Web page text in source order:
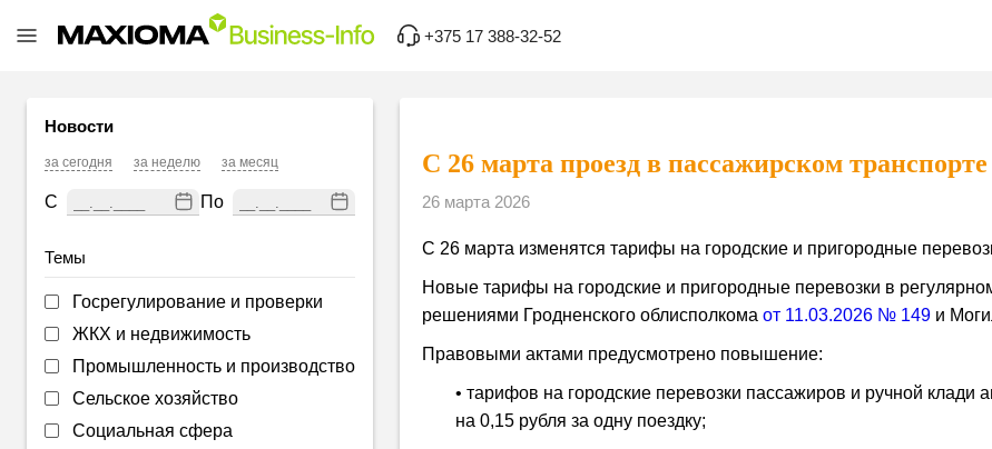
+375 17 388-32-52
Новости
за сегодня за неделю за месяц
С По
Темы
Госрегулирование и проверки
ЖКХ и недвижимость
Промышленность и производство
Сельское хозяйство
Социальная сфера
С 26 марта проезд в пассажирском
26 марта 2026
С 26 марта изменятся тарифы на городские и пригородные
Новые тарифы на городские и пригородные перевозки в
решениями Гродненского облисполкома от 11.03.2026 № 149 и
Правовыми актами предусмотрено повышение:
• тарифов на городские перевозки пассажиров и ручной
на 0,15 рубля за одну поездку;